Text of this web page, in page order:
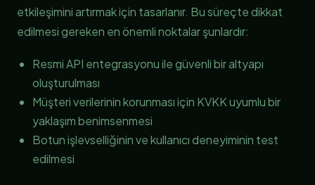
etkileşimini artırmak için tasarlanır. Bu süreçte dikkat
edilmesi gereken en önemli noktalar şunlardır:
Resmi API entegrasyonu ile güvenli bir altyapı
oluşturulması
Müşteri verilerinin korunması için KVKK uyumlu bir
yaklaşım benimsenmesi
Botun işlevselliğinin ve kullanıcı deneyiminin test
edilmesi